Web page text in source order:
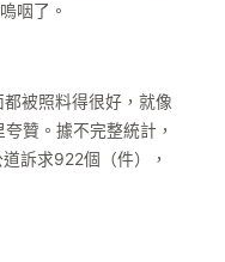
咽了。
被照料得很好，就像
贊。據不完整統計，
訴求922個（件），